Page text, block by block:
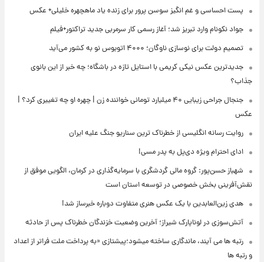
پست احساسی و غم انگیز سوسن پرور برای زنده یاد ماهچهره خلیلی+ عکس
جواد نکونام وارد تبریز شد؛ آغاز رسمی کار سرمربی جدید تراکتور+فیلم
تصمیم دولت برای نوسازی ناوگان؛ ۴۰۰۰ اتوبوس نو به کشور می‌آید
جدیدترین عکس نیکی کریمی با استایل تازه در باشگاه؛ چه خبر از این بانوی
جذاب؟
جنجال جراحی زیبایی ۴۰ میلیارد تومانی خواننده زن | چهره او چه تغییری کرد؟ |
عکس
روایت رسانه انگلیسی از خطرناک ترین سناریو جنگ علیه ایران
ادای احترام ویژه دی‌پل به پدر مسی!
شهباز حسن‌پور: گروه مالی گردشگری با سرمایه‌گذاری در کرمان، الگویی موفق از
نقش‌آفرینی بخش خصوصی در توسعه استان است
هدی زین‌العابدین با یک عکس هنری متفاوت دوباره خبرساز شد!
آتش‌سوزی در لوناپارک شیراز؛ آخرین وضعیت خزندگان خطرناک پس از حادثه
رتبه ها می آیند، ماندگاری ساخته میشود؛پیشتازی «به پرداخت ملت فراتر از اعداد
و رتبه ها